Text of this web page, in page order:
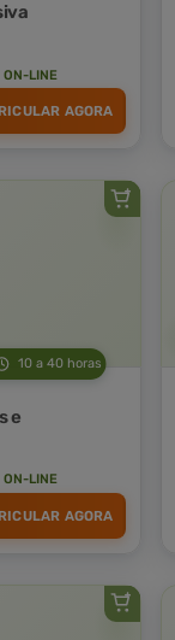
ON-LINE
AGORA
10 a 40 horas
e
ON-LINE
AGORA